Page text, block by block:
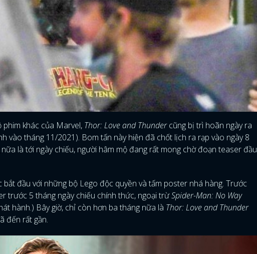
phim khác của Marvel, Thor: Love and Thundercũng bị trì hoãn ngày ra
vào tháng 11/2021). Bom tấn này hiện đã chốt lịch ra rạp vào ngày 8
là tới ngày chiếu, người hâm mộ đang rất mong chờ đoạn teaser đầu
đầu với những bộ Lego độc quyền và tấm poster nhá hàng. Trước
trước 5 tháng ngày chiếu chính thức, ngoại trừSpider-Man: No Way
hành.) Bây giờ, chỉ còn hơn ba tháng nữa là Thor: Love and Thunder
đến rất gần.